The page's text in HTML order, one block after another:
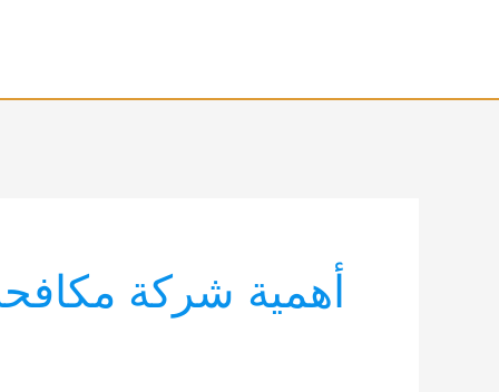
المحتوى
أهمية شركة